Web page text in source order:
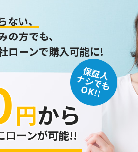
ない、
の方でも、
ローンで購入可能に!
保証人
ナシでも
OK!!
円から
ローンが可能!!